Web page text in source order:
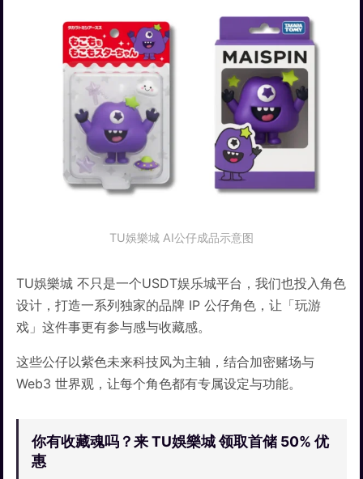
TU娛樂城 AI公仔成品示意图
TU娛樂城 不只是一个USDT娱乐城平台，我们也投入角色
设计，打造一系列独家的品牌 IP 公仔角色，让「玩游
戏」这件事更有参与感与收藏感。
这些公仔以紫色未来科技风为主轴，结合加密赌场与
Web3 世界观，让每个角色都有专属设定与功能。
你有收藏魂吗？来 TU娛樂城 领取首储 50% 优
惠